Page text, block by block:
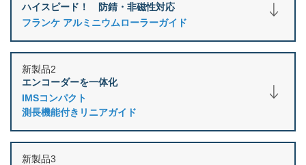
ハイスピード！ 防錆・非磁性対応
フランケ アルミニウムローラーガイド
新製品2
エンコーダーを一体化
IMSコンパクト
測長機能付きリニアガイド
新製品3